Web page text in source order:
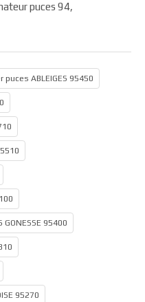
puces 94,
puces ABLEIGES 95450
GONESSE 95400
95270